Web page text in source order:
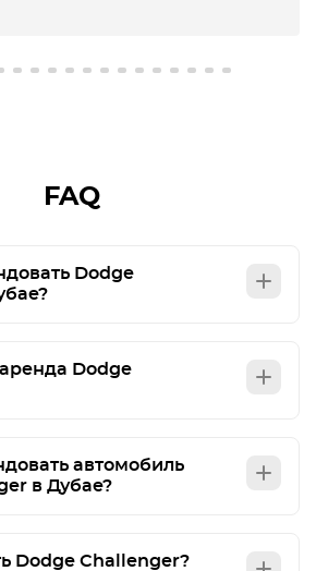
estaba en perfecto estado.
FAQ
Dodge
Dodge
автомобиль
в Дубае?
Dodge Challenger?